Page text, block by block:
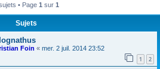
• Page 1 sur 1
Sujets
Foin « mer. 2 juil. 2014 23:52
1 2